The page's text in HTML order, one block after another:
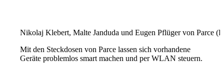
Nikolaj Klebert, Malte Janduda und Eugen Pflüger von Parce
Mit den Steckdosen von Parce lassen sich vorhandene
Geräte problemlos smart machen und per WLAN steuern.